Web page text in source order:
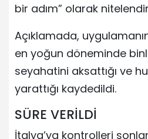
bir adım” olarak
Açıklamada,
en yoğun döneminde
seyahatini aksattığı ve
yarattığı kaydedildi.
SÜRE VERİLDİ
İtalya’ya kontrolleri